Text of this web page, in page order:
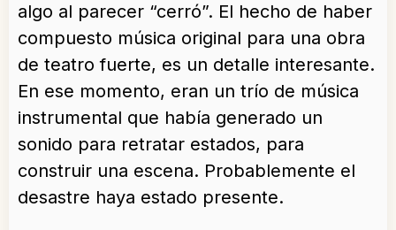
algo al parecer “cerró”. El hecho de haber
compuesto música original para una obra
de teatro fuerte, es un detalle interesante.
En ese momento, eran un trío de música
instrumental que había generado un
sonido para retratar estados, para
construir una escena. Probablemente el
desastre haya estado presente.